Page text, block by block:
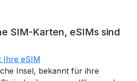
SIM-Karten, eSIMs sind
Ihre eSIM
Insel, bekannt für ihre